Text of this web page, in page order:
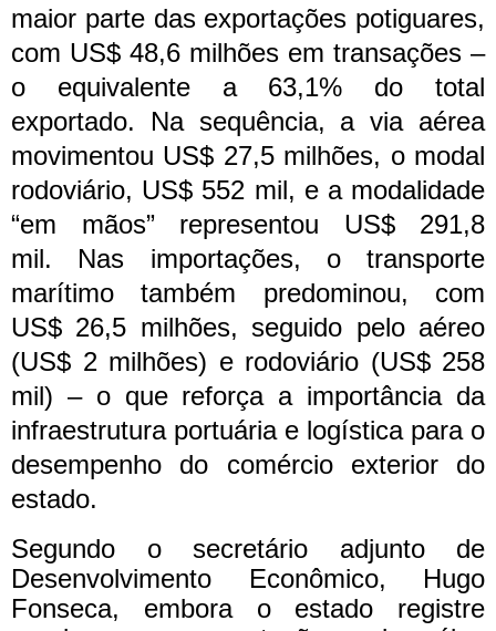
maior parte das exportações potiguares,
com US$ 48,6 milhões em transações –
o equivalente a 63,1% do total
exportado. Na sequência, a via aérea
movimentou US$ 27,5 milhões, o modal
rodoviário, US$ 552 mil, e a modalidade
“em mãos” representou US$ 291,8
mil. Nas importações, o transporte
marítimo também predominou, com
US$ 26,5 milhões, seguido pelo aéreo
(US$ 2 milhões) e rodoviário (US$ 258
mil) – o que reforça a importância da
infraestrutura portuária e logística para o
desempenho do comércio exterior do
estado.
Segundo o secretário adjunto de
Desenvolvimento Econômico, Hugo
Fonseca, embora o estado registre